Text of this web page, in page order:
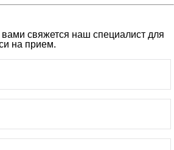
вами свяжется наш специалист для
на прием.